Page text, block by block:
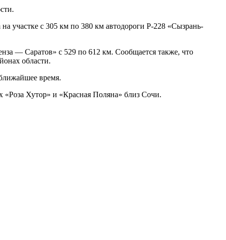
участке с 305 км по 380 км автодороги Р-228 «Сызрань-
— Саратов» с 529 по 612 км. Сообщается также, что
области.
время.
«Роза Хутор» и «Красная Поляна» близ Сочи.